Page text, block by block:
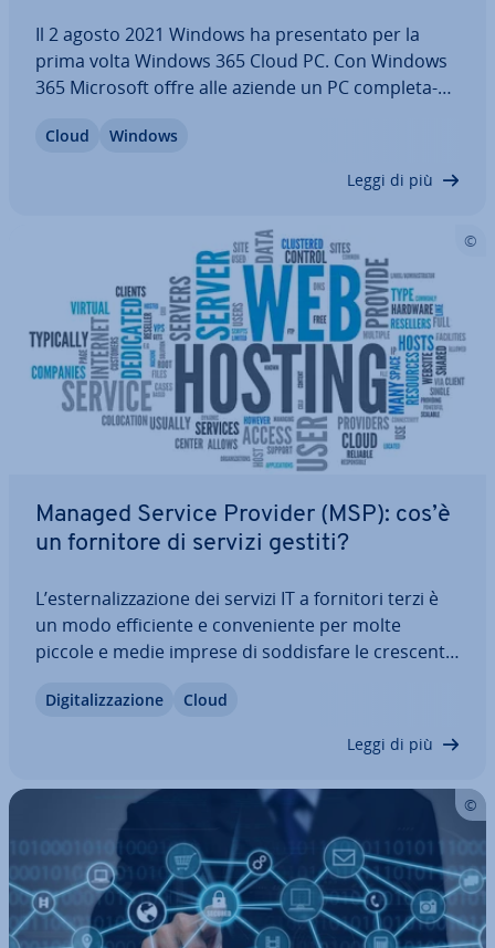
Il 2 agosto 2021 Windows ha pre­sen­ta­to per la
prima volta Windows 365 Cloud PC. Con Windows
365 Microsoft offre alle aziende un PC com­ple­ta­
hanno accesso a tutte le ap­pli­ca­zio­ni Microsoft dal
Cloud Windows
Leggi di più
Managed Service Provider (MSP): cos’è
un fornitore di servizi gestiti?
L’ester­na­liz­za­zio­ne dei servizi IT a fornitori terzi è
un modo ef­fi­cien­te e con­ve­nien­te per molte
piccole e medie imprese di sod­di­sfa­re le crescenti
co­no­sciu­ti come Managed Service Provider (MSP),
Di­gi­ta­liz­za­zio­ne Cloud
Leggi di più